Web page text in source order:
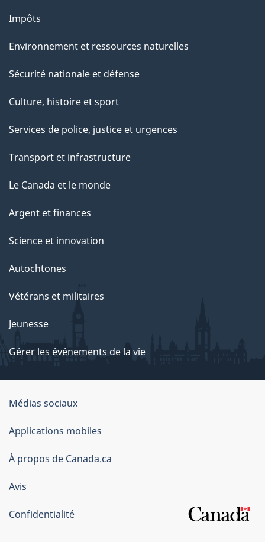
Impôts
Environnement et ressources naturelles
Sécurité nationale et défense
Culture, histoire et sport
Services de police, justice et urgences
Transport et infrastructure
Le Canada et le monde
Argent et finances
Science et innovation
Autochtones
Vétérans et militaires
Jeunesse
Gérer les événements de la vie
Organisation
du
gouvernement
du
Canada
Médias sociaux
Applications mobiles
À propos de Canada.ca
Avis
Confidentialité